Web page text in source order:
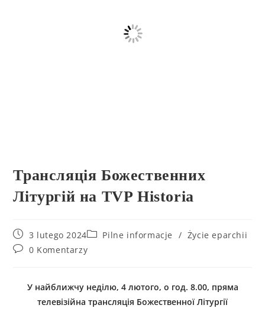
Трансляція Божественних
Літургій на TVP Historia
3 lutego 2024 Pilne informacje / Życie eparchii
0 Komentarzy
У найближчу неділю, 4 лютого, о год. 8.00, пряма
телевізійна трансляція Божественної Літургії